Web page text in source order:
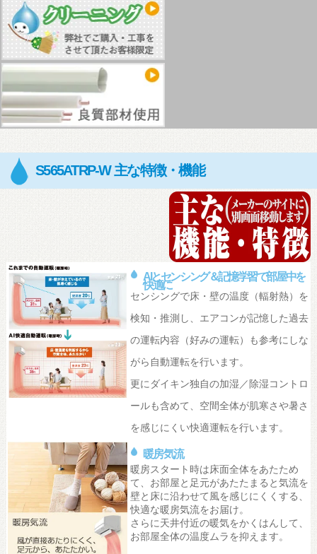
S565ATRP-W 主な特徴・機能
AIとセンシング＆記憶学習で部屋中を
快適に
センシングで床・壁の温度（輻射熱）を
検知・推測し、エアコンが記憶した過去
の運転内容（好みの運転）も参考にしな
がら自動運転を行います。
更にダイキン独自の加湿／除湿コントロ
ールも含めて、空間全体が肌寒さや暑さ
を感じにくい快適運転を行います。
暖房気流
暖房スタート時は床面全体をあたため
て、お部屋と足元があたたまると気流を
壁と床に沿わせて風を感じにくくする、
快適な暖房気流をお届け。
さらに天井付近の暖気をかくはんして、
お部屋全体の温度ムラを抑えます。